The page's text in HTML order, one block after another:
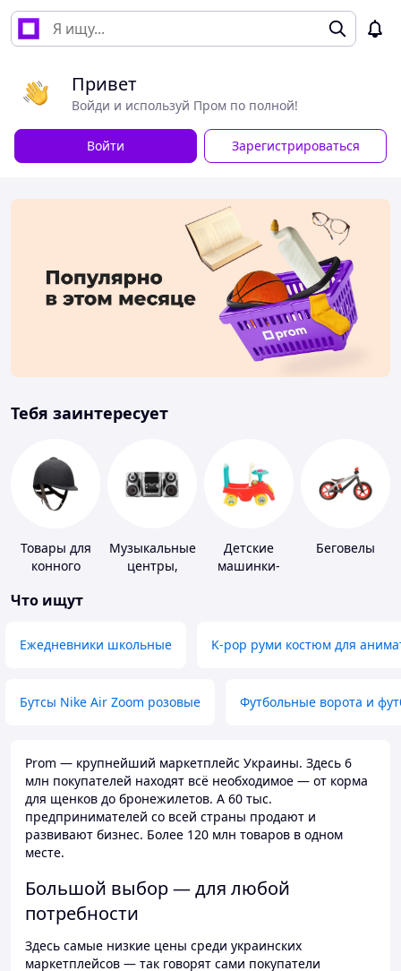
Привет
Войди и используй Пром по полной!
Войти Зарегистрироваться
Тебя заинтересует
Товары для
конного
Музыкальные
центры,
Детские
машинки-
Беговелы
Что ищут
Ежедневники школьные K-pop руми костюм для
Бутсы Nike Air Zoom розовые Футбольные ворота и
Prom — крупнейший маркетплейс Украины. Здесь 6
млн покупателей находят всё необходимое — от корма
для щенков до бронежилетов. А 60 тыс.
предпринимателей со всей страны продают и
развивают бизнес. Более 120 млн товаров в одном
месте.
Большой выбор — для любой
потребности
Здесь самые низкие цены среди украинских
маркетплейсов — так говорят сами покупатели